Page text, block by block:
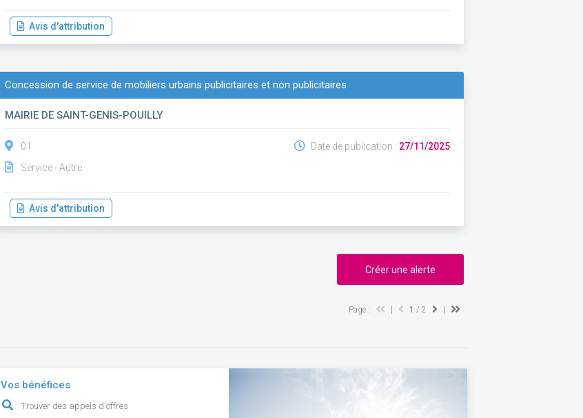
Avis d'attribution
Concession de service de mobiliers urbains publicitaires et non publicitaires
MAIRIE DE SAINT-GENIS-POUILLY
01
Service - Autre
Date de publication : 27/11/2025
Avis d'attribution
Créer une alerte
Page : 1 / 2
Vos bénéfices
Trouver des appels d'offres